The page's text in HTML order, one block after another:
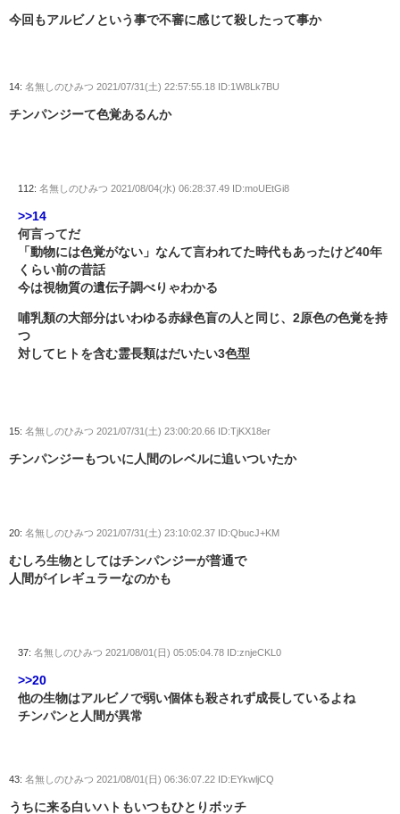
今回もアルビノという事で不審に感じて殺したって事か
14: 名無しのひみつ 2021/07/31(土) 22:57:55.18 ID:1W8Lk7BU
チンパンジーて色覚あるんか
112: 名無しのひみつ 2021/08/04(水) 06:28:37.49 ID:moUEtGi8
>>14
何言ってだ
「動物には色覚がない」なんて言われてた時代もあったけど40年
くらい前の昔話
今は視物質の遺伝子調べりゃわかる
哺乳類の大部分はいわゆる赤緑色盲の人と同じ、2原色の色覚を持
つ
対してヒトを含む霊長類はだいたい3色型
15: 名無しのひみつ 2021/07/31(土) 23:00:20.66 ID:TjKX18er
チンパンジーもついに人間のレベルに追いついたか
20: 名無しのひみつ 2021/07/31(土) 23:10:02.37 ID:QbucJ+KM
むしろ生物としてはチンパンジーが普通で
人間がイレギュラーなのかも
37: 名無しのひみつ 2021/08/01(日) 05:05:04.78 ID:znjeCKL0
>>20
他の生物はアルビノで弱い個体も殺されず成長しているよね
チンパンと人間が異常
43: 名無しのひみつ 2021/08/01(日) 06:36:07.22 ID:EYkwljCQ
うちに来る白いハトもいつもひとりボッチ